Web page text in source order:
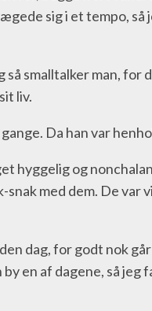
sig i et tempo, så
så smalltalker man,
liv.
Da han var
hyggelig og
med dem. De var
dag, for godt nok
by en af dagene, så